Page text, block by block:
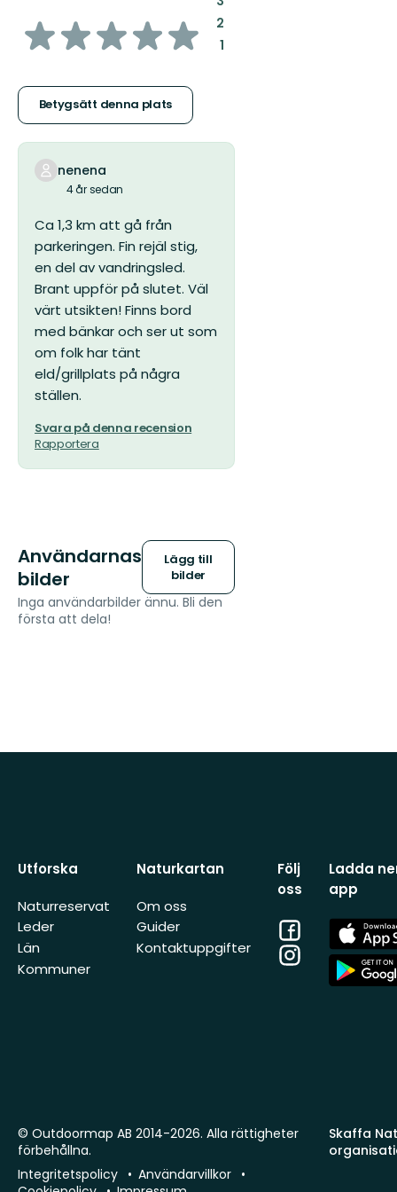
av
stjärnor
Betygsätt denna plats
2:
1:
nenena
4 år sedan
Ca 1,3 km att gå från
parkeringen. Fin rejäl stig,
en del av vandringsled.
Brant uppför på slutet. Väl
värt utsikten! Finns bord
med bänkar och ser ut som
om folk har tänt
eld/grillplats på några
ställen.
Svara på denna recension
Rapportera
Användarnas
bilder
Lägg till
bilder
Inga användarbilder ännu. Bli den
första att dela!
Utforska
Naturreservat
Leder
Län
Kommuner
Naturkartan
Om oss
Guider
Kontaktuppgifter
Följ
oss
Facebook
Instagram
Ladda
app
App
Store
App
Store
Skaffa
© Outdoormap AB 2014-2026. Alla rättigheter
förbehållna.
Integritetspolicy
Användarvillkor